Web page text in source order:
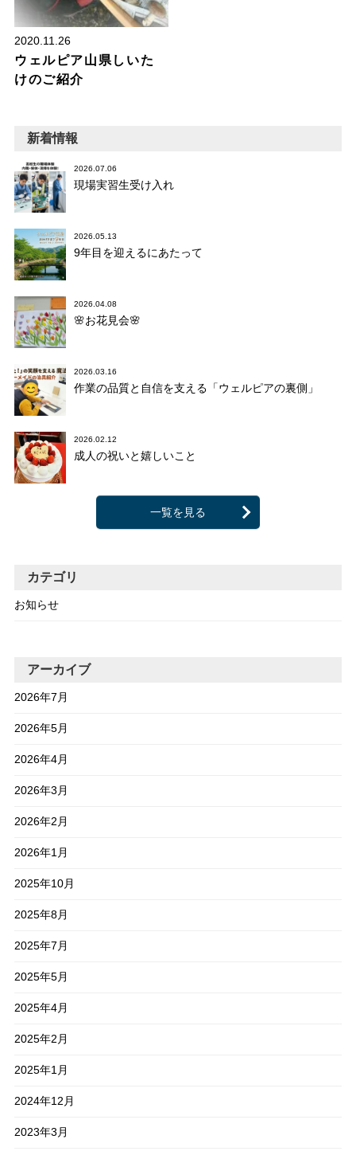
2020.11.26
ウェルピア山県しいた
けのご紹介
新着情報
2026.07.06
現場実習生受け入れ
2026.05.13
9年目を迎えるにあたって
2026.04.08
🌸お花見会🌸
2026.03.16
作業の品質と自信を支える「ウェルピアの裏側」
2026.02.12
成人の祝いと嬉しいこと
一覧を見る
カテゴリ
お知らせ
アーカイブ
2026年7月
2026年5月
2026年4月
2026年3月
2026年2月
2026年1月
2025年10月
2025年8月
2025年7月
2025年5月
2025年4月
2025年2月
2025年1月
2024年12月
2023年3月